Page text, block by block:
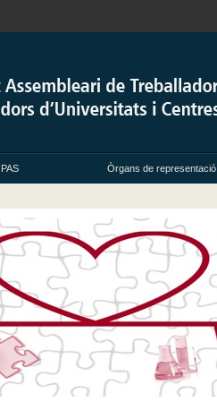
PAS Òrgans de representació